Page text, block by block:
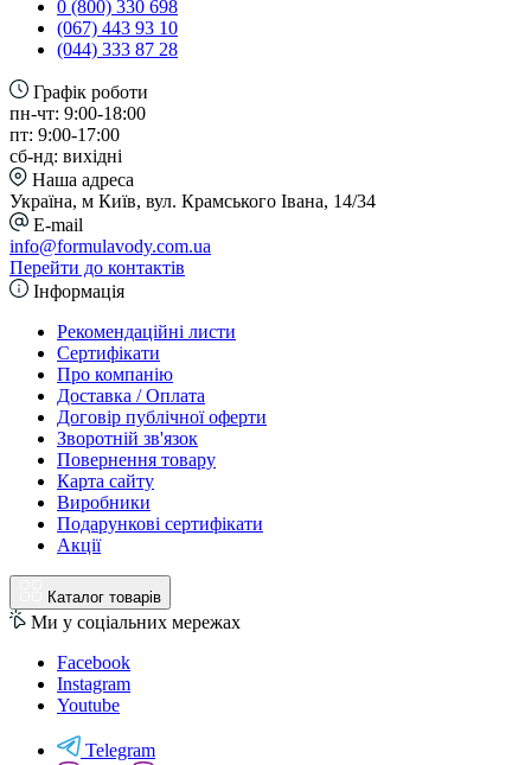
0 (800) 330 698
(067) 443 93 10
(044) 333 87 28
Графік роботи
пн-чт: 9:00-18:00
пт: 9:00-17:00
сб-нд: вихідні
Наша адреса
Україна, м Київ, вул. Крамського Івана, 14/34
E-mail
info@formulavody.com.ua
Перейти до контактів
Інформація
Рекомендаційні листи
Сертифікати
Про компанію
Доставка / Оплата
Договір публічної оферти
Зворотній зв'язок
Повернення товару
Карта сайту
Виробники
Подарункові сертифікати
Акції
Каталог товарів
Ми у соціальних мережах
Facebook
Instagram
Youtube
Telegram